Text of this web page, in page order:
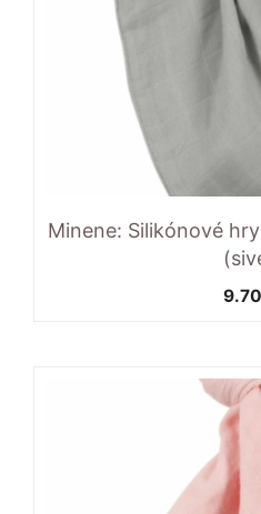
Minene: Silikónové
9.70